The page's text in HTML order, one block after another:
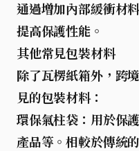
通過增加內部緩衝材
提高保護性能。
其他常見包裝材料
除了瓦楞紙箱外，跨
見的包裝材料：
環保氣柱袋 ：用於保
產品等。相較於傳統